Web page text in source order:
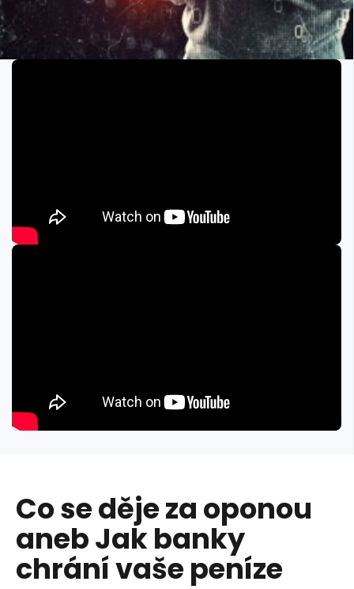
Co se děje za oponou
aneb Jak banky
chrání vaše peníze